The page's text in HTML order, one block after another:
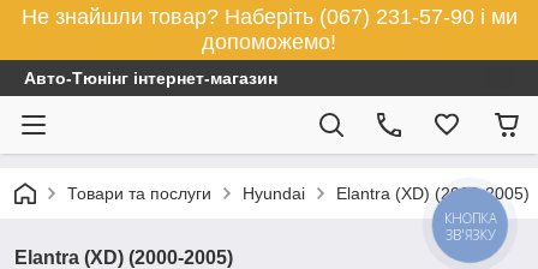
Не знайшли товар? Наберіть (067) 231-57-90 і ми
допоможемо!
Авто-Тюнінг інтернет-магазин
Товари та послуги Hyundai Elantra (XD) (2000-2005)
Elantra (XD) (2000-2005)
КНОПКА
ЗВ'ЯЗКУ